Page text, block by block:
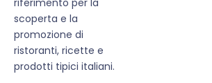
scoperta e la
promozione di
ristoranti, ricette e
prodotti tipici italiani.